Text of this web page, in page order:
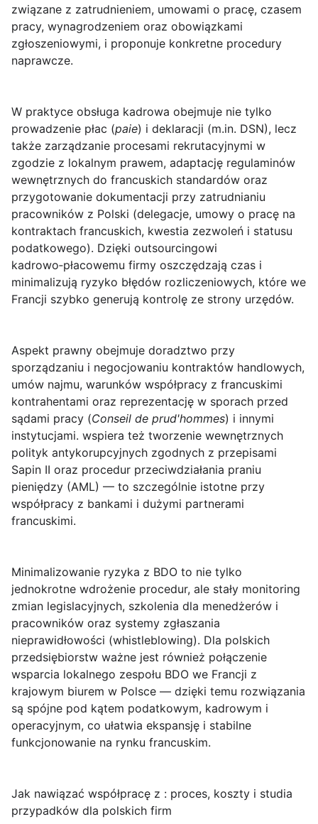
związane z zatrudnieniem, umowami o pracę, czasem
pracy, wynagrodzeniem oraz obowiązkami
zgłoszeniowymi, i proponuje konkretne procedury
naprawcze.
W praktyce obsługa kadrowa obejmuje nie tylko
prowadzenie płac (paie) i deklaracji (m.in. DSN), lecz
także zarządzanie procesami rekrutacyjnymi w
zgodzie z lokalnym prawem, adaptację regulaminów
wewnętrznych do francuskich standardów oraz
przygotowanie dokumentacji przy zatrudnianiu
pracowników z Polski (delegacje, umowy o pracę na
kontraktach francuskich, kwestia zezwoleń i statusu
podatkowego). Dzięki outsourcingowi
kadrowo‑płacowemu firmy oszczędzają czas i
minimalizują ryzyko błędów rozliczeniowych, które we
Francji szybko generują kontrolę ze strony urzędów.
Aspekt prawny obejmuje doradztwo przy
sporządzaniu i negocjowaniu kontraktów handlowych,
umów najmu, warunków współpracy z francuskimi
kontrahentami oraz reprezentację w sporach przed
sądami pracy (Conseil de prud'hommes) i innymi
instytucjami. wspiera też tworzenie wewnętrznych
polityk antykorupcyjnych zgodnych z przepisami
Sapin II oraz procedur przeciwdziałania praniu
pieniędzy (AML) — to szczególnie istotne przy
współpracy z bankami i dużymi partnerami
francuskimi.
Minimalizowanie ryzyka z BDO to nie tylko
jednokrotne wdrożenie procedur, ale stały monitoring
zmian legislacyjnych, szkolenia dla menedżerów i
pracowników oraz systemy zgłaszania
nieprawidłowości (whistleblowing). Dla polskich
przedsiębiorstw ważne jest również połączenie
wsparcia lokalnego zespołu BDO we Francji z
krajowym biurem w Polsce — dzięki temu rozwiązania
są spójne pod kątem podatkowym, kadrowym i
operacyjnym, co ułatwia ekspansję i stabilne
funkcjonowanie na rynku francuskim.
Jak nawiązać współpracę z : proces, koszty i studia
przypadków dla polskich firm